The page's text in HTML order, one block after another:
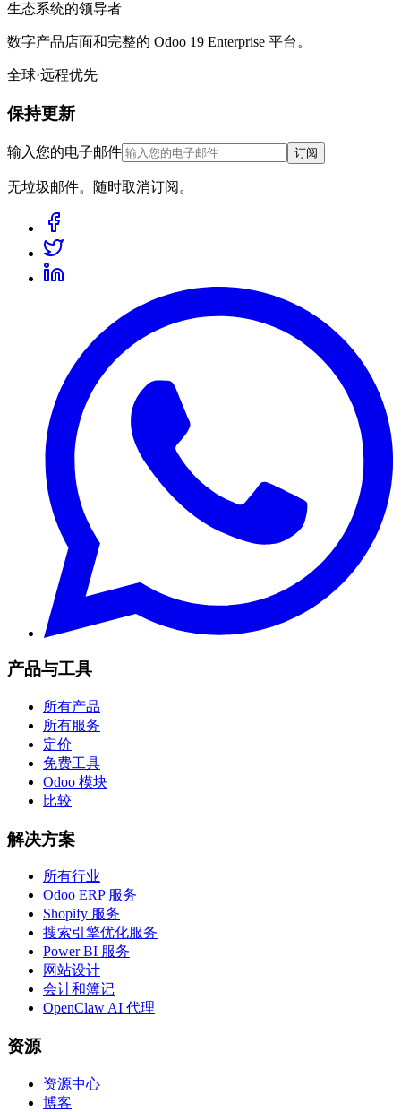
生态系统的领导者
数字产品店面和完整的 Odoo 19 Enterprise 平台。
全球·远程优先
保持更新
输入您的电子邮件 订阅
无垃圾邮件。随时取消订阅。
产品与工具
所有产品
所有服务
定价
免费工具
Odoo 模块
比较
解决方案
所有行业
Odoo ERP 服务
Shopify 服务
搜索引擎优化服务
Power BI 服务
网站设计
会计和簿记
OpenClaw AI 代理
资源
资源中心
博客